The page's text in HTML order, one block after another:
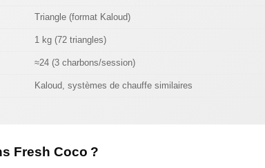
Triangle (format Kaloud)
1 kg (72 triangles)
≈24 (3 charbons/session)
Kaloud, systèmes de chauffe similaires
Fresh Coco ?